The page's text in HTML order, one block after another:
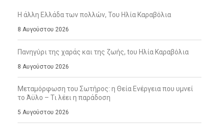
Η άλλη Ελλάδα των πολλών, Του Ηλία Καραβόλια
8 Αυγούστου 2026
Πανηγύρι της χαράς και της ζωής, tου Ηλία Καραβόλια
8 Αυγούστου 2026
Μεταμόρφωση του Σωτήρος: η Θεία Ενέργεια που υμνεί
το Άϋλο – Τι λέει η παράδοση
5 Αυγούστου 2026